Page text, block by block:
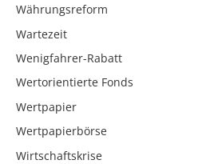
Währungsreform
Wartezeit
Wenigfahrer-Rabatt
Wertorientierte Fonds
Wertpapier
Wertpapierbörse
Wirtschaftskrise